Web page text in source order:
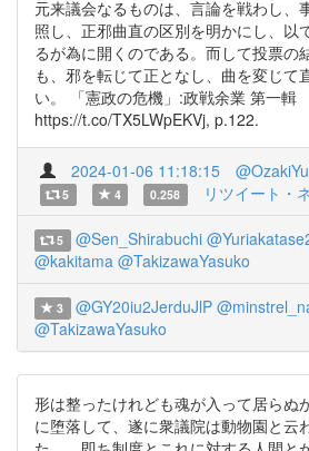
元来議会なるものは、言論を戦わし、
照し、正邪曲直の区別を明かにし、以
るが為に開くのである。而して投票の
も、邪を転じて正となし、曲を変じて
い。 「憲政の危機」:政戦余業 第一輯
https://t.co/TX5LWpEKVj, p.122.
2024-01-06 11:18:15
5 4 0.258 リツイート・
5 @Sen_Shirabuchi
@kakitama @TakizawaYasuko
3 @GY20iu2JerduJlP
@TakizawaYasuko
形は整ったけれども魂が入って居らぬ
に堕落して、遂に衆議院は動物園と云